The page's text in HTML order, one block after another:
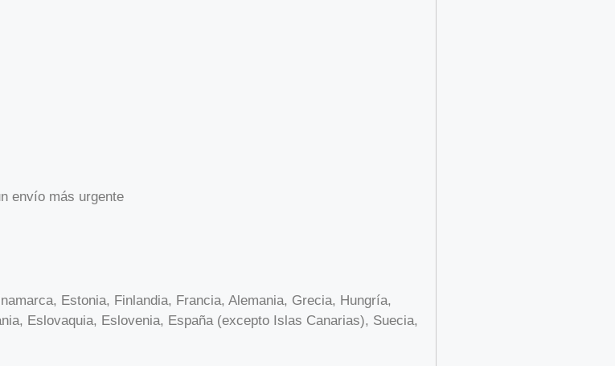
envío más urgente
Estonia, Finlandia, Francia, Alemania, Grecia, Hungría,
Eslovaquia, Eslovenia, España (excepto Islas Canarias), Suecia,